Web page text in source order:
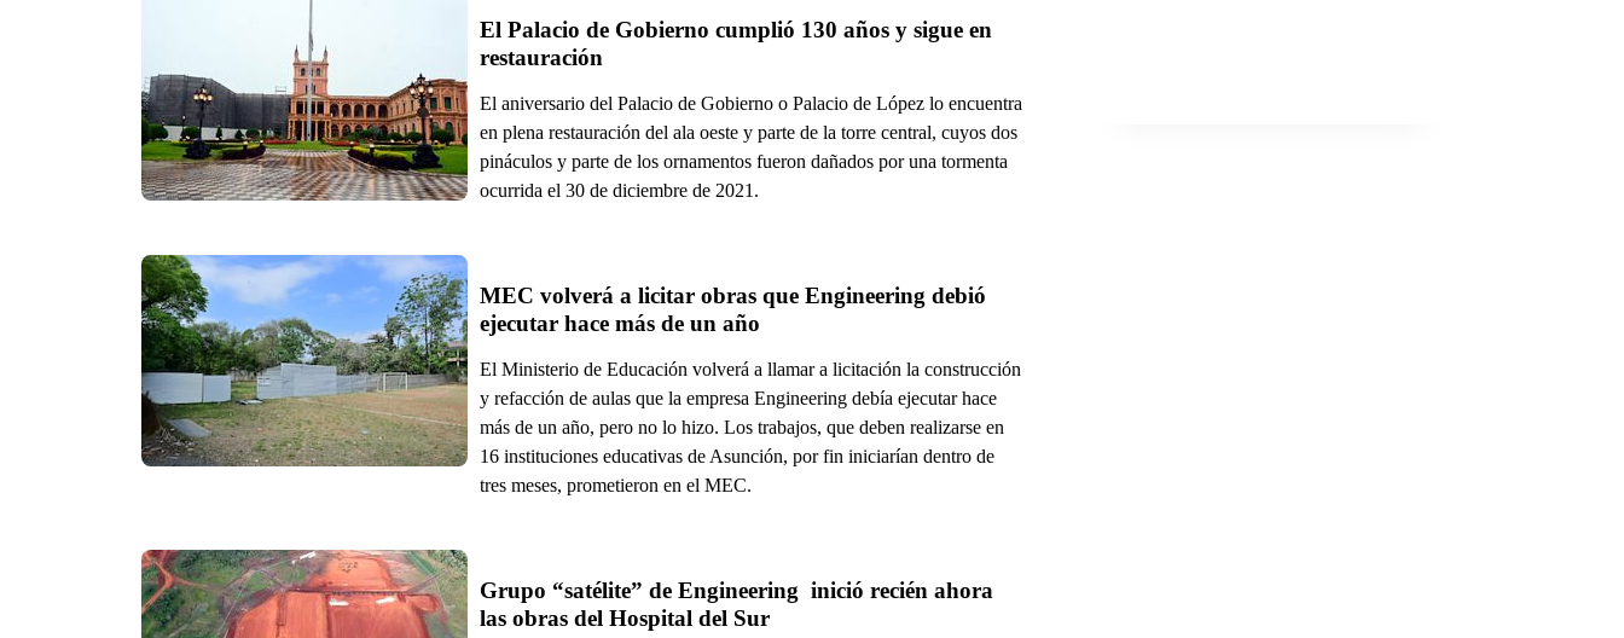
El Palacio de Gobierno cumplió 130 años y sigue en
restauración
El aniversario del Palacio de Gobierno o Palacio de López lo encuentra
en plena restauración del ala oeste y parte de la torre central, cuyos dos
pináculos y parte de los ornamentos fueron dañados por una tormenta
ocurrida el 30 de diciembre de 2021.
MEC volverá a licitar obras que Engineering debió
ejecutar hace más de un año
El Ministerio de Educación volverá a llamar a licitación la construcción
y refacción de aulas que la empresa Engineering debía ejecutar hace
más de un año, pero no lo hizo. Los trabajos, que deben realizarse en
16 instituciones educativas de Asunción, por fin iniciarían dentro de
tres meses, prometieron en el MEC.
Grupo “satélite” de Engineering  inició recién ahora